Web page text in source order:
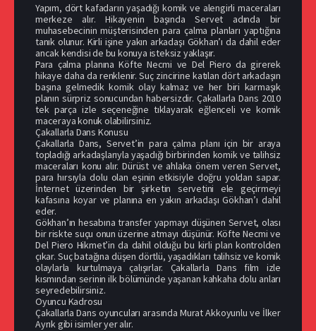
Yapım, dört kafadarın yaşadığı komik ve alengirli maceraları
merkeze alır. Hikayenin başında Servet adında bir
muhasebecinin müşterisinden para çalma planları yaptığına
tanık olunur. Kirli işine yakın arkadaşı Gökhan’ı da dahil eder
ancak kendisi de bu konuya isteksiz yaklaşır.
Para çalma planına Köfte Necmi ve Del Piero da girerek
hikaye daha da renklenir. Suç zincirine katılan dört arkadaşın
başına gelmedik komik olay kalmaz ve her biri karmaşık
planın sürpriz sonucundan habersizdir. Çakallarla Dans 2010
tek parça izle seçeneğine tıklayarak eğlenceli ve komik
maceraya konuk olabilirsiniz.
Çakallarla Dans Konusu
Çakallarla Dans, Servet’in para çalma planı için bir araya
topladığı arkadaşlarıyla yaşadığı birbirinden komik ve talihsiz
maceraları konu alır. Dürüst ve ahlaka önem veren Servet,
para hırsıyla dolu olan eşinin etkisiyle doğru yoldan sapar.
İnternet üzerinden bir şirketin servetini ele geçirmeyi
kafasına koyar ve planına en yakın arkadaşı Gökhan’ı dahil
eder.
Gökhan’ın hesabına transfer yapmayı düşünen Servet, olası
bir riskte suçu onun üzerine atmayı düşünür. Köfte Necmi ve
Del Piero Hikmet’in da dahil olduğu bu kirli plan kontrolden
çıkar. Suç batağına düşen dörtlü, yaşadıkları talihsiz ve komik
olaylarla kurtulmaya çalışırlar. Çakallarla Dans film izle
kısmından serinin ilk bölümünde yaşanan kahkaha dolu anları
seyredebilirsiniz.
Oyuncu Kadrosu
Çakallarla Dans oyuncuları arasında Murat Akkoyunlu ve İlker
Ayrık gibi isimler yer alır.